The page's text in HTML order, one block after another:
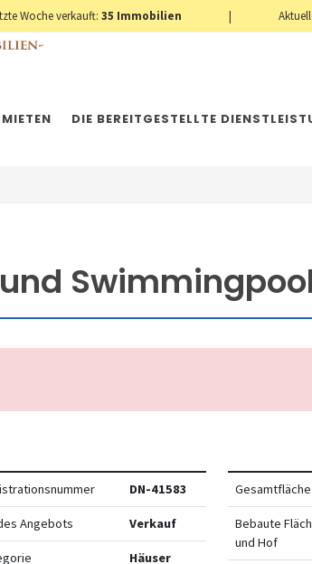
Woche verkauft: 35 Immobilien |
DIE BEREITGESTELLTE
und
DN-41583
Angebots Verkauf
Häuser
Gesamtfläche
Bebaute
und Hof